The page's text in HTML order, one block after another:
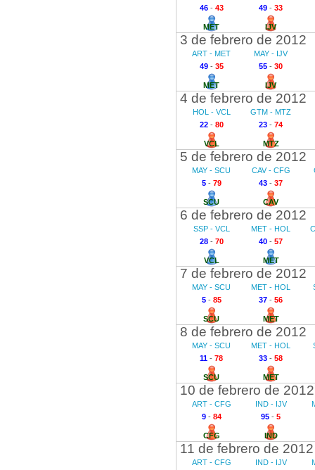
46- 43
MET
49 - 33
IJV
3 de febrero de 2012
ART - MET
49- 35
MET
MAY - IJV
55 - 30
IJV
4 de febrero de 2012
HOL - VCL
22- 80
VCL
GTM - MTZ
23 - 74
MTZ
5 de febrero de 2012
MAY - SCU
5- 79
SCU
CAV - CFG
43 - 37
CAV
6 de febrero de 2012
SSP - VCL
28- 70
VCL
MET - HOL
40 - 57
MET
7 de febrero de 2012
MAY - SCU
5- 85
SCU
MET - HOL
37 - 56
MET
8 de febrero de 2012
MAY - SCU
11 - 78
SCU
MET - HOL
33 - 58
MET
10 de febrero de 2012
ART - CFG
9- 84
CFG
IND - IJV
95 - 5
IND
11 de febrero de 2012
ART - CFG
IND - IJV